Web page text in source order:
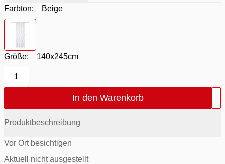
Farbton:
Beige
Farbton
Größe: 140x245cm
1
In den Warenkorb
Produktbeschreibung
Vor Ort besichtigen
Aktuell nicht ausgestellt